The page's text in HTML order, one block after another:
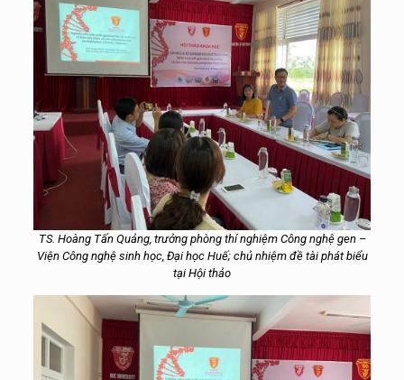
TS. Hoàng Tấn Quảng, trưởng phòng thí nghiệm Công nghệ gen –
Viện Công nghệ sinh học, Đại học Huế; chủ nhiệm đề tài phát biểu
tại Hội thảo